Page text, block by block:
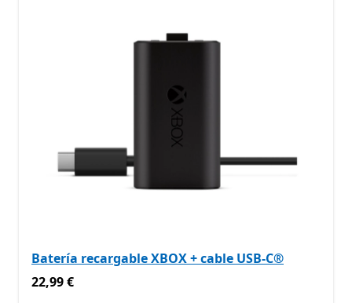
Batería recargable XBOX + cable USB-C®
22,99 €
22,99 €